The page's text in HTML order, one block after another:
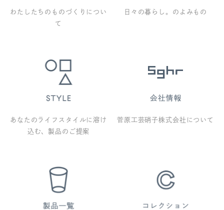
わたしたちのものづくりについ
て
日々の暮らし。のよみもの
あなたのライフスタイルに溶け
込む、製品のご提案
菅原工芸硝子株式会社について